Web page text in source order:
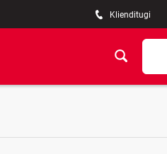
Klienditugi